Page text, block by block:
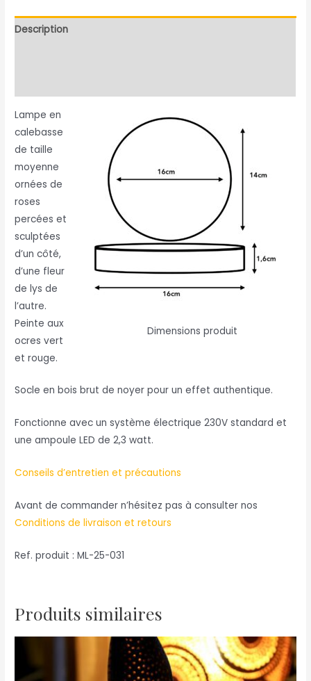
Description
Dimensions produit
Lampe en
calebasse
de taille
moyenne
ornées de
roses
percées et
sculptées
d’un côté,
d’une fleur
de lys de
l’autre.
Peinte aux
ocres vert
et rouge.
Socle en bois brut de noyer pour un effet authentique.
Fonctionne avec un système électrique 230V standard et
une ampoule LED de 2,3 watt.
Conseils d’entretien et précautions
Avant de commander n’hésitez pas à consulter nos
Conditions de livraison et retours
Ref. produit : ML-25-031
Produits similaires